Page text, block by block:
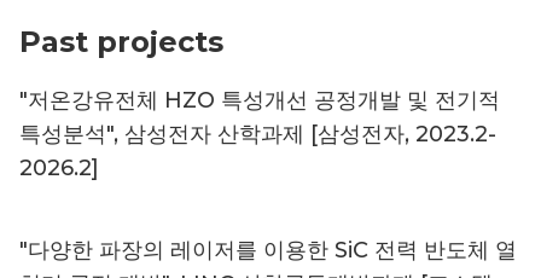
Past projects
"저온강유전체 HZO 특성개선 공정개발 및 전기적
특성분석", 삼성전자 산학과제 [삼성전자, 2023.2-
2026.2]
"다양한 파장의 레이저를 이용한 SiC 전력 반도체 열